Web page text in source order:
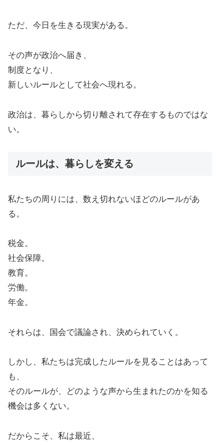
ただ、今日を生きる現実がある。
その声が政治へ届き、
制度となり、
新しいルールとして社会へ現れる。
政治は、暮らしから切り離されて存在するものではな
い。
ルールは、暮らしを変える
私たちの周りには、数え切れないほどのルールがあ
る。
税金。
社会保障。
教育。
労働。
年金。
それらは、国会で議論され、決められていく。
しかし、私たちは完成したルールを見ることはあって
も、
そのルールが、どのような声から生まれたのかを知る
機会は多くない。
だからこそ、私は最近、